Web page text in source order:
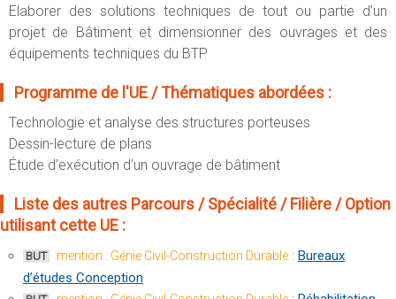
Elaborer des solutions techniques de tout ou partie d’un
projet de Bâtiment et dimensionner des ouvrages et des
équipements techniques du BTP
Programme de l'UE / Thématiques abordées :
Technologie et analyse des structures porteuses
Dessin-lecture de plans
Étude d’exécution d’un ouvrage de bâtiment
Liste des autres Parcours / Spécialité / Filière / Option
utilisant cette UE :
BUT mention : Génie Civil-Construction Durable : Bureaux
d’études Conception